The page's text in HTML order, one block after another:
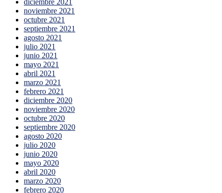
diciembre 2021
noviembre 2021
octubre 2021
septiembre 2021
agosto 2021
julio 2021
junio 2021
mayo 2021
abril 2021
marzo 2021
febrero 2021
diciembre 2020
noviembre 2020
octubre 2020
septiembre 2020
agosto 2020
julio 2020
junio 2020
mayo 2020
abril 2020
marzo 2020
febrero 2020